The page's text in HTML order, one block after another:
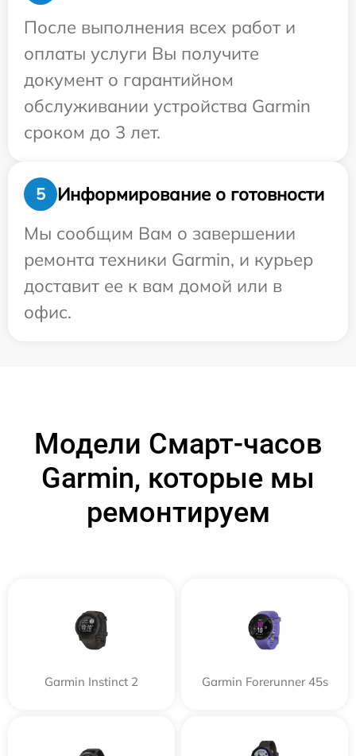
После выполнения всех работ и
оплаты услуги Вы получите
документ о гарантийном
обслуживании устройства Garmin
сроком до 3 лет.
5
Информирование о готовности
Мы сообщим Вам о завершении
ремонта техники Garmin, и курьер
доставит ее к вам домой или в
офис.
Модели Смарт-часов
Garmin, которые мы
ремонтируем
Garmin Instinct 2 Garmin Forerunner 45s